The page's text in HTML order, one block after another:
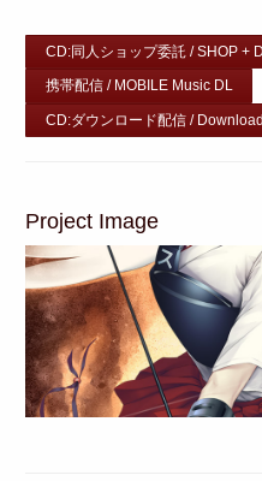
CD:同人ショップ委託 / SHOP +
携帯配信 / MOBILE Music DL
CD:ダウンロード配信 /
Project Image